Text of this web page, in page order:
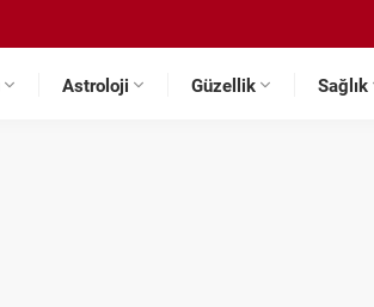
Astroloji Güzellik Sağlık